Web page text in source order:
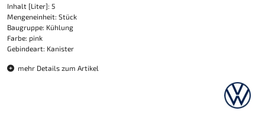
Inhalt [Liter]: 5
Mengeneinheit: Stück
Baugruppe: Kühlung
Farbe: pink
Gebindeart: Kanister
mehr Details zum Artikel